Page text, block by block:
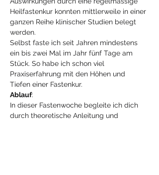
Heilfastenkur konnten mittlerweile in einer
ganzen Reihe klinischer Studien belegt
werden.
Selbst faste ich seit Jahren mindestens
ein bis zwei Mal im Jahr fünf Tage am
Stück. So habe ich schon viel
Praxiserfahrung mit den Höhen und
Tiefen einer Fastenkur.
Ablauf:
In dieser Fastenwoche begleite ich dich
durch theoretische Anleitung und